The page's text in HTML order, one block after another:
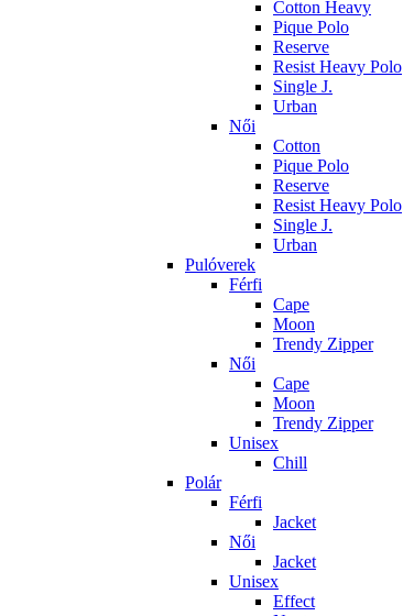
Cotton Heavy
Pique Polo
Reserve
Resist Heavy Polo
Single J.
Urban
Női
Cotton
Pique Polo
Reserve
Resist Heavy Polo
Single J.
Urban
Pulóverek
Férfi
Cape
Moon
Trendy Zipper
Női
Cape
Moon
Trendy Zipper
Unisex
Chill
Polár
Férfi
Jacket
Női
Jacket
Unisex
Effect